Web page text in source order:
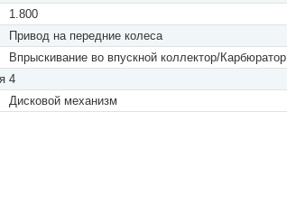
1.800
Привод на передние колеса
Впрыскивание во впускной коллектор/Карбюратор
4
Дисковой механизм